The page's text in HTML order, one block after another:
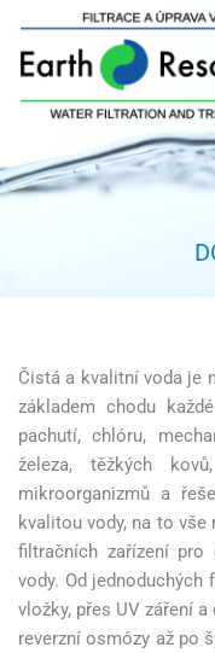
obsah
Čistá a kvalitní voda je
základem chodu
pachutí, chlóru,
železa, těžkých
mikroorganizmů a
kvalitou vody, na to
filtračních zařízení
vody. Od
vložky, přes UV záření
reverzní osmózy až po